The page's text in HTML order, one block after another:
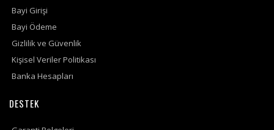
Bayi Girişi
Bayi Ödeme
Gizlilik ve Güvenlik
Kişisel Veriler Politikası
Banka Hesapları
DESTEK